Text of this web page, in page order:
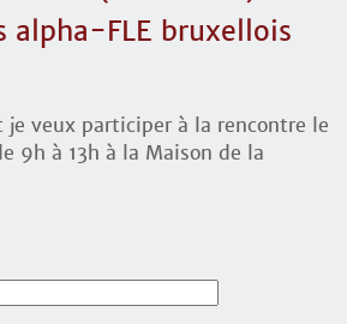
alpha-FLE bruxellois
je veux participer à la rencontre le
9h à 13h à la Maison de la